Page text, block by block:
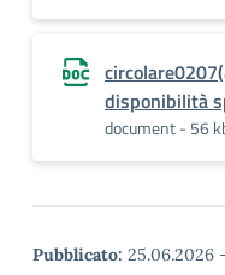
disponibilità
document - 56
Pubblicato: 25.06.2026 -